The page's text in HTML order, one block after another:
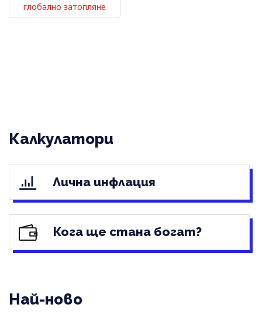
глобално затопляне
Калкулатори
Лична инфлация
Кога ще стана богат?
Най-ново